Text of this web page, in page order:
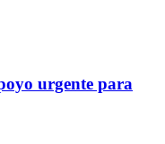
urgente para